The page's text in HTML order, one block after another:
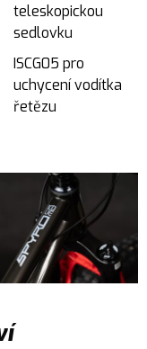
teleskopickou
sedlovku
ISCG05 pro
uchycení vodítka
řetězu